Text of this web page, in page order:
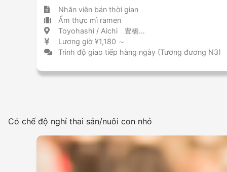
Nhân viên bán thời gian
Ẩm thực mì ramen
Toyohashi / Aichi 豊橋 / 愛知県
Lương giờ ¥1,180 ～
Trình độ giao tiếp hàng ngày (Tương đương N3)
Có chế độ nghỉ thai sản/nuôi con nhỏ